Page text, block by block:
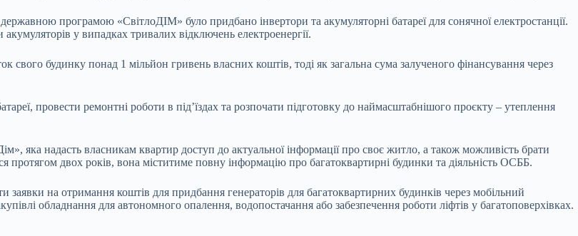
програмою «СвітлоДІМ» було придбано інвертори та акумуляторні батареї для сонячної електростанції.
у випадках тривалих відключень електроенергії.
будинку понад 1 мільйон гривень власних коштів, тоді як загальна сума залученого фінансування через
провести ремонтні роботи в під’їздах та розпочати підготовку до наймасштабнішого проєкту – утеплення
яка надасть власникам квартир доступ до актуальної інформації про своє житло, а також можливість брати
двох років, вона міститиме повну інформацію про багатоквартирні будинки та діяльність ОСББ.
заявки на отримання коштів для придбання генераторів для багатоквартирних будинків через мобільний
обладнання для автономного опалення, водопостачання або забезпечення роботи ліфтів у багатоповерхівках.